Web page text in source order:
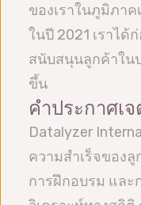
ของเราในภูมิภา
ในปี 2021 เราได้
สนับสนุนลูกค้าใน
ขึ้น
คำประกาศเ
Datalyzer
ความสำเร็จของ
การฝึกอบรม แล